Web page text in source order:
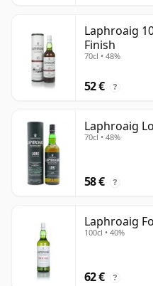
Laphroaig
Finish
70cl • 48%
52 € ?
Laphroaig
70cl • 48%
58 € ?
Laphroaig
100cl • 40%
62 € ?